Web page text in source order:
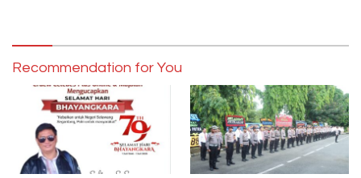
Recommendation for You